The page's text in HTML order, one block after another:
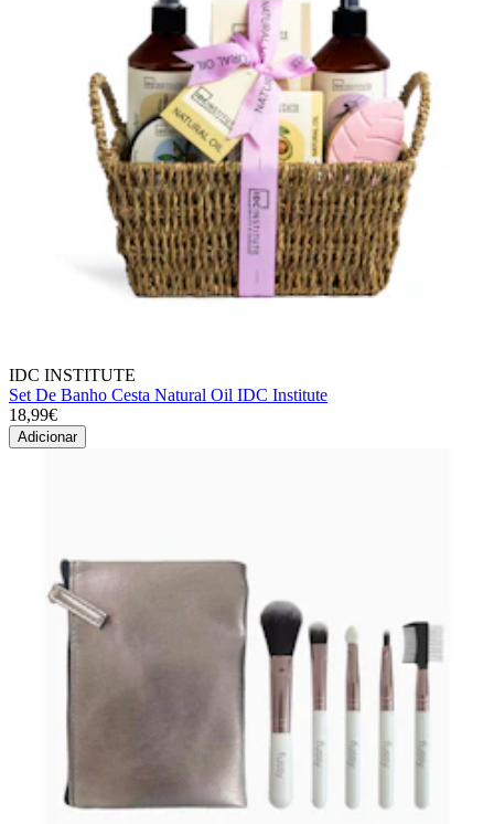
IDC INSTITUTE
Set De Banho Cesta Natural Oil IDC Institute
18,99€
Adicionar